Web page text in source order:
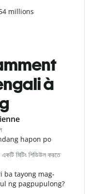
millions
à
hapon po
মিটিং শিডিউল করতে
ba tayong mag-
ng pagpupulong?